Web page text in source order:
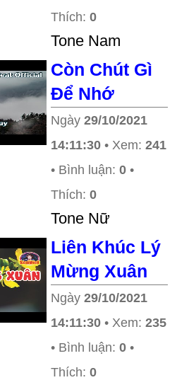
Thích: 0
Tone Nam
Còn Chút Gì
Để Nhớ
Ngày 29/10/2021
14:11:30 • Xem: 241
• Bình luận: 0 •
Thích: 0
Tone Nữ
Liên Khúc Lý
Mừng Xuân
Ngày 29/10/2021
14:11:30 • Xem: 235
• Bình luận: 0 •
Thích: 0